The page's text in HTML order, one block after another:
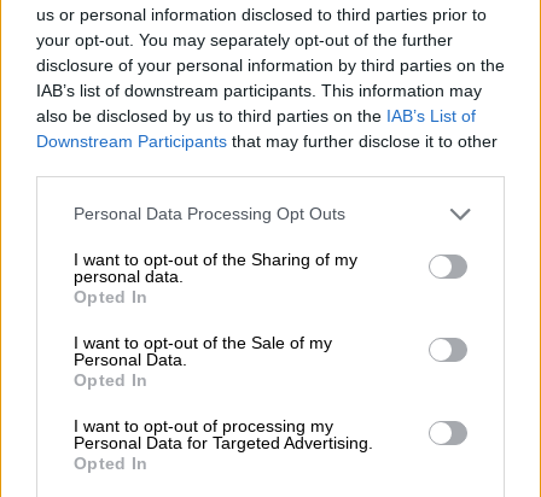
us or personal information disclosed to third parties prior to
your opt-out. You may separately opt-out of the further
disclosure of your personal information by third parties on the
IAB’s list of downstream participants. This information may
also be disclosed by us to third parties on the IAB’s List of
Downstream Participants that may further disclose it to other
Please note that this website/app uses one or more Google
not limited to your visit or usage behaviour. You may click to
grant or deny consent to Google and its third-party tags to
use your data for below specified purposes in below Google
consent section.
Personal Data Processing Opt Outs
I want to opt-out of the Sharing of my
personal data.
Opted In
I want to opt-out of the Sale of my
Personal Data.
Opted In
I want to opt-out of processing my
Personal Data for Targeted Advertising.
Opted In
ΔΙΑΒΑΣΤΕ ΕΠΙΣΗΣ
Κόσμος|18.08.2025 22:47
Ο χάρτης με τις εδαφικές
διεκδικήσεις της Ρωσίας στη
ανέφερε ο Ουκρανός πρόεδρος
Οι συνομιλίες θα συνεχιστούν αφού
ολοκληρωθείη επικοινωνία Τ